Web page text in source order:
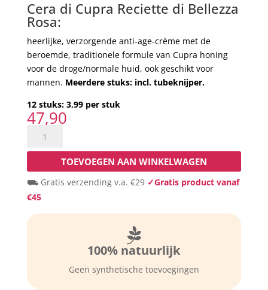
Cera di Cupra Reciette di Bellezza
Rosa:
heerlijke, verzorgende anti-age-crème met de
beroemde, traditionele formule van Cupra honing
voor de droge/normale huid, ook geschikt voor
mannen. Meerdere stuks: incl. tubeknijper.
12 stuks: 3,99 per stuk
47,90
crème:
de
fijne,
beroemde
voor
TOEVOEGEN AAN WINKELWAGEN
⛟ Gratis verzending v.a. €29 ✓Gratis product vanaf
€45

100% natuurlijk
Geen synthetische toevoegingen